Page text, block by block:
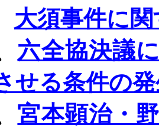
大須事件に
六全協決議
せる条件の
宮本顕治・